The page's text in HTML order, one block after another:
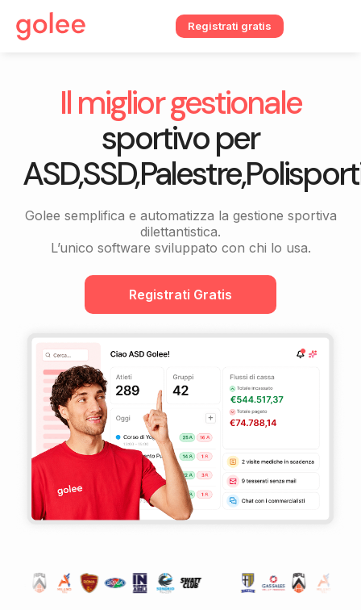
Registrati gratis
Il miglior gestionale
sportivo per
Golee semplifica e automatizza la gestione sportiva
dilettantistica.
L’unico software sviluppato con chi lo usa.
Registrati Gratis